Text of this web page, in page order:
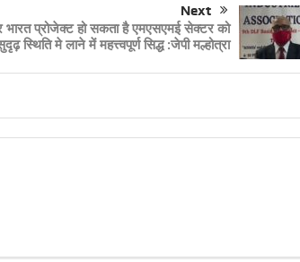
Next
भारत प्रोजेक्ट हो सकता है एमएसएमई सेक्टर को
स्थिति मे लाने में महत्त्वपूर्ण सिद्ध :जेपी मल्होत्रा